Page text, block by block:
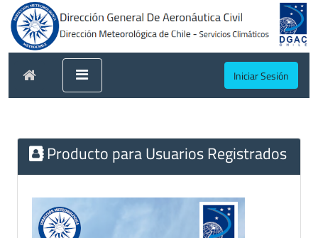
Iniciar Sesión
Producto para Usuarios Registrados